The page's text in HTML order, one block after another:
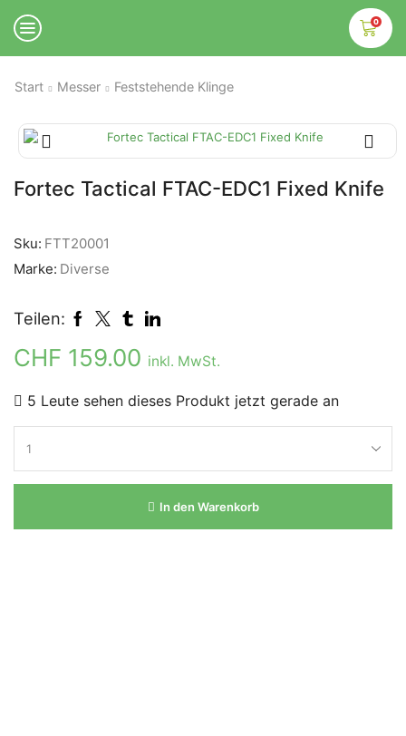
0
Start Messer Feststehende Klinge
Fortec Tactical FTAC-EDC1 Fixed Knife
Sku: FTT20001
Marke: Diverse
Teilen:
CHF 159.00 inkl. MwSt.
5 Leute sehen dieses Produkt jetzt gerade an
In den Warenkorb